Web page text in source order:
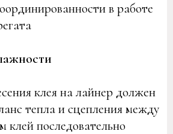
в работе
клея на лайнер должен
тепла и сцепления между
клей последовательно